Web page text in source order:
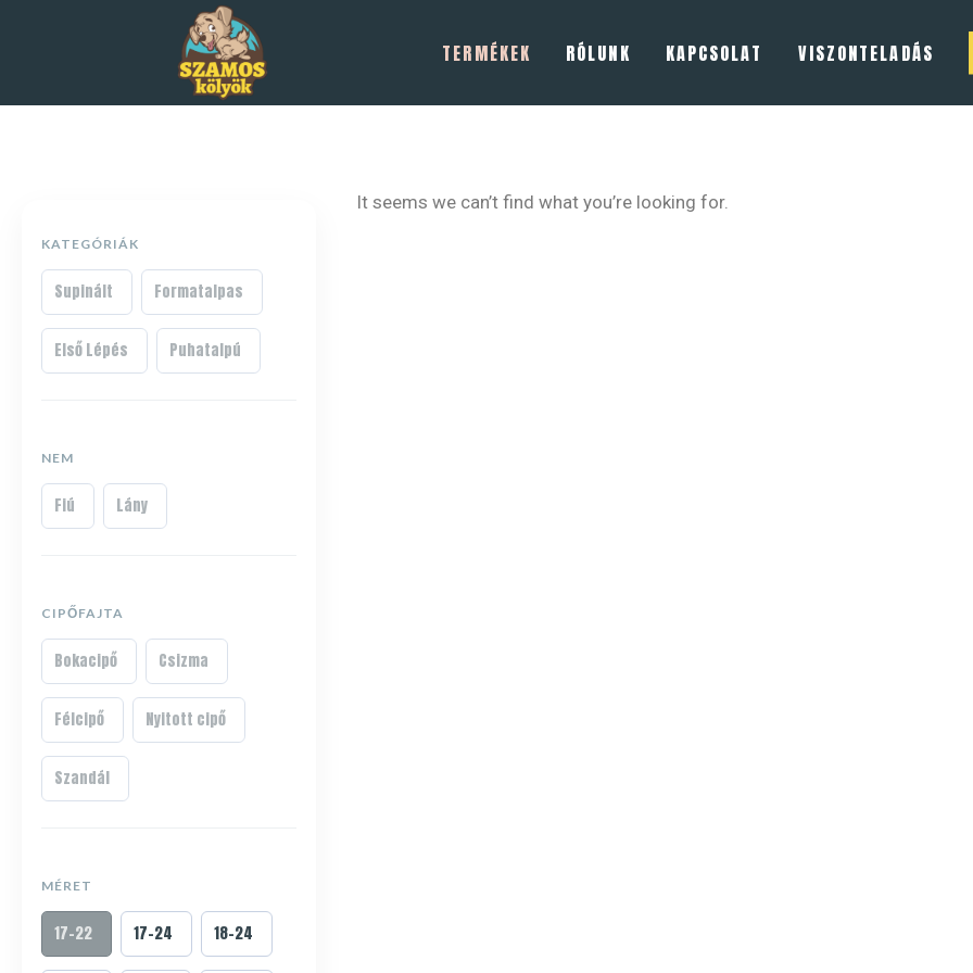
TERMÉKEK RÓLUNK KAPCSOLAT VISZONTELADÁS
KATEGÓRIÁK
Supinált Formatalpas
Első Lépés Puhatalpú
NEM
Fiú Lány
CIPŐFAJTA
Bokacipő Csizma
Félcipő Nyitott cipő
Szandál
MÉRET
17-22 17-24 18-24
It seems we can’t find what you’re looking for.